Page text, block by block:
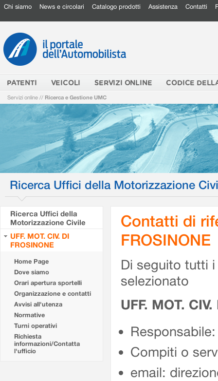
Chi siamo News e circolari Catalogo prodotti Assistenza Contatti
PATENTI VEICOLI SERVIZI ONLINE CODICE
Servizi online // Ricerca e Gestione UMC
Ricerca Uffici della Motorizzazione
Ricerca Uffici della
Motorizzazione Civile
UFF. MOT. CIV. DI
FROSINONE
Home Page
Dove siamo
Orari apertura sportelli
Organizzazione e contatti
Avvisi all'utenza
Normative
Turni operativi
Richiesta
informazioni/Contatta
l'ufficio
Contatti di
FROSINONE
Di seguito tutti
selezionato
UFF. MOT.
Compiti o
email: